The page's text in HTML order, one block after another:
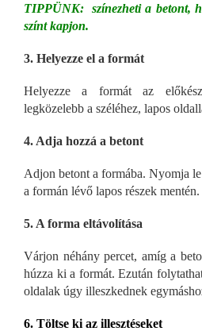
TIPPÜNK: színezheti a betont,
színt kapjon.
3. Helyezze el a formát
Helyezze a formát az
legközelebb a széléhez, lapos
4. Adja hozzá a betont
Adjon betont a formába. Nyomja
a formán lévő lapos részek mentén.
5. A forma eltávolítása
Várjon néhány percet, amíg a
húzza ki a formát. Ezután
oldalak úgy illeszkednek
6. Töltse ki az illesztéseket